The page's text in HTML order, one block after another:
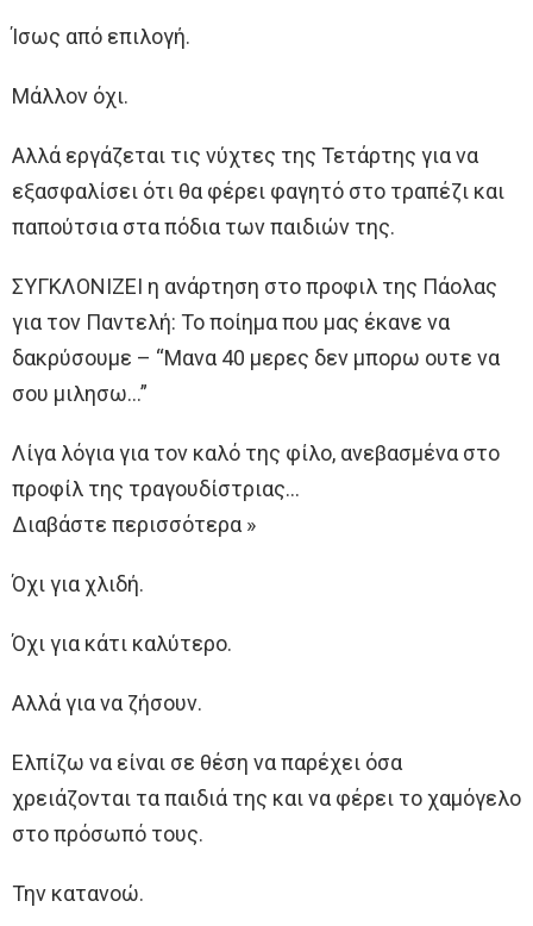
Ίσως από επιλογή.
Μάλλον όχι.
Αλλά εργάζεται τις νύχτες της Τετάρτης για να
εξασφαλίσει ότι θα φέρει φαγητό στο τραπέζι και
παπούτσια στα πόδια των παιδιών της.
ΣΥΓΚΛΟΝΙΖΕΙ η ανάρτηση στο προφιλ της Πάολας
για τον Παντελή: Το ποίημα που μας έκανε να
δακρύσουμε – “Μανα 40 μερες δεν μπορω ουτε να
σου μιλησω…”
Λίγα λόγια για τον καλό της φίλο, ανεβασμένα στο
προφίλ της τραγουδίστριας…
Διαβάστε περισσότερα »
Όχι για χλιδή.
Όχι για κάτι καλύτερο.
Αλλά για να ζήσουν.
Ελπίζω να είναι σε θέση να παρέχει όσα
χρειάζονται τα παιδιά της και να φέρει το χαμόγελο
στο πρόσωπό τους.
Την κατανοώ.